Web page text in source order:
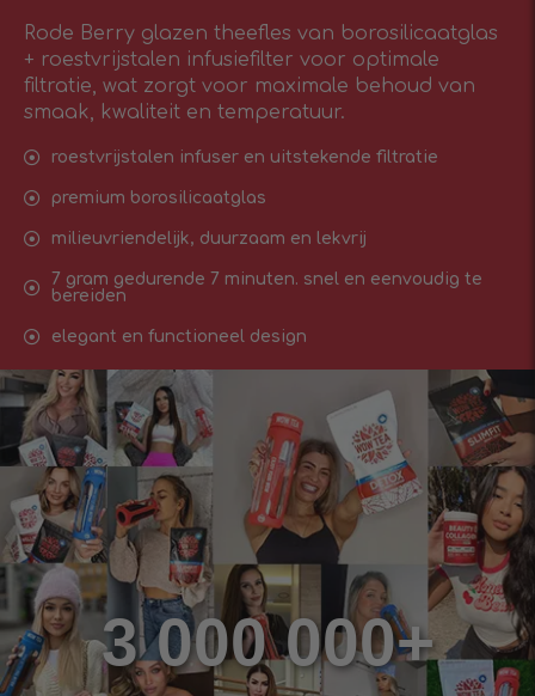
Rode Berry glazen theefles van borosilicaatglas
+ roestvrijstalen infusiefilter voor optimale
filtratie, wat zorgt voor maximale behoud van
smaak, kwaliteit en temperatuur.
roestvrijstalen infuser en uitstekende filtratie
premium borosilicaatglas
milieuvriendelijk, duurzaam en lekvrij
7 gram gedurende 7 minuten. snel en eenvoudig te
bereiden
elegant en functioneel design
3 000 000+